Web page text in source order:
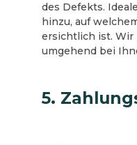
des Defekts.
hinzu, auf
ersichtlich ist. Wir
umgehend bei
5.